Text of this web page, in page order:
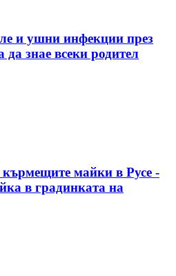
и ушни инфекции през
да знае всеки родител
майки в Русе -
в градинката на